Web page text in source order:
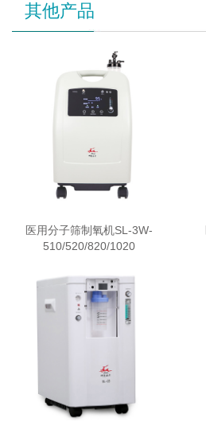
其他产品
医用分子筛制氧机SL-3W-
510/520/820/1020